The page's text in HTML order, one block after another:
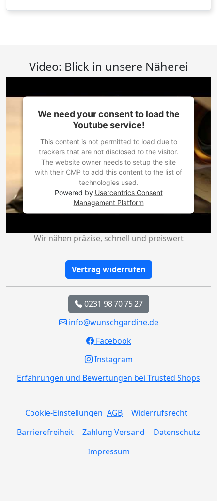
Video: Blick in unsere Näherei
We need your consent to load the
Youtube service!
This content is not permitted to load due to
trackers that are not disclosed to the visitor.
The website owner needs to setup the site
with their CMP to add this content to the list of
technologies used.
Powered by Usercentrics Consent
Management Platform
Wir nähen präzise, schnell und preiswert
Vertrag widerrufen
0231 98 70 75 27
info@wunschgardine.de
Facebook
Instagram
Erfahrungen und Bewertungen bei Trusted Shops
Cookie-Einstellungen AGB
Widerrufsrecht
Barrierefreiheit
Zahlung Versand
Datenschutz
Impressum